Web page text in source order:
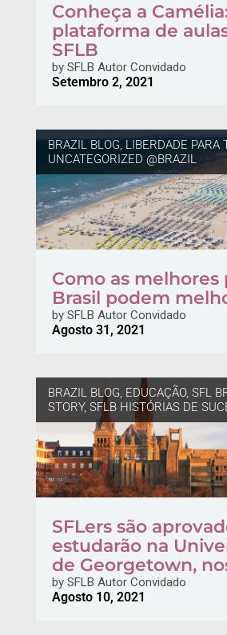
Conheça a
plataforma de
SFLB
bySFLB Autor Convidado
Setembro 2, 2021
BRAZIL BLOG, LIBERDADE PARA
UNCATEGORIZED @BRAZIL
Como as melhores
Brasil podem
bySFLB Autor Convidado
Agosto 31, 2021
BRAZIL BLOG, EDUCAÇÃO, SFL
STORY, SFLB HISTÓRIAS DE
SFLers são
estudarão na
de Georgetown,
bySFLB Autor Convidado
Agosto 10, 2021